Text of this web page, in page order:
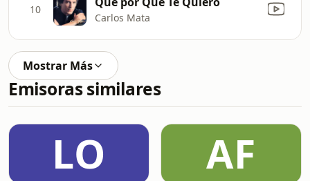
10
Carlos Mata
Mostrar Más
Emisoras similares
LO AF